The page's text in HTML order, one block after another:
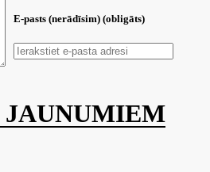
E-pasts (nerādīsim) (obligāts)
JAUNUMIEM